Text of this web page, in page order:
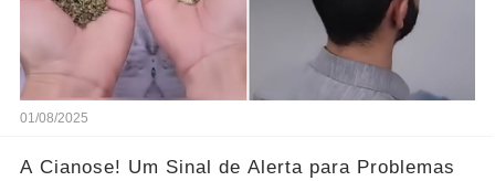
01/08/2025
A Cianose! Um Sinal de Alerta para Problemas